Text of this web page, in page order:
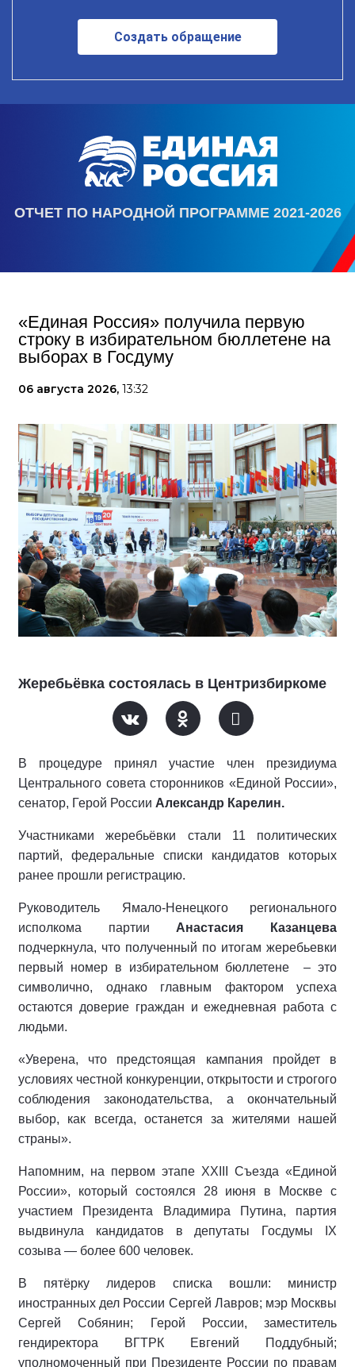
Создать обращение
ОТЧЕТ ПО НАРОДНОЙ ПРОГРАММЕ 2021-2026
«Единая Россия» получила первую
строку в избирательном бюллетене на
выборах в Госдуму
06 августа 2026, 13:32
Жеребьёвка состоялась в Центризбиркоме
В процедуре принял участие член президиума
Центрального совета сторонников «Единой России»,
сенатор, Герой России Александр Карелин.
Участниками жеребьёвки стали 11 политических
партий, федеральные списки кандидатов которых
ранее прошли регистрацию.
Руководитель Ямало-Ненецкого регионального
исполкома партии Анастасия Казанцева
подчеркнула, что полученный по итогам жеребьевки
первый номер в избирательном бюллетене
– это
символично, однако главным фактором успеха
остаются доверие граждан и ежедневная работа с
людьми.
«Уверена, что предстоящая кампания пройдет в
условиях честной конкуренции, открытости и строгого
соблюдения законодательства, а окончательный
выбор, как всегда, останется за жителями нашей
страны».
Напомним, на первом этапе XXIII Съезда «Единой
России», который состоялся 28 июня в Москве с
участием Президента Владимира Путина, партия
выдвинула кандидатов в депутаты Госдумы IX
созыва — более 600 человек.
В пятёрку лидеров списка вошли: министр
иностранных дел России Сергей Лавров; мэр Москвы
Сергей Собянин; Герой России, заместитель
гендиректора ВГТРК Евгений Поддубный;
уполномоченный при Президенте России по правам